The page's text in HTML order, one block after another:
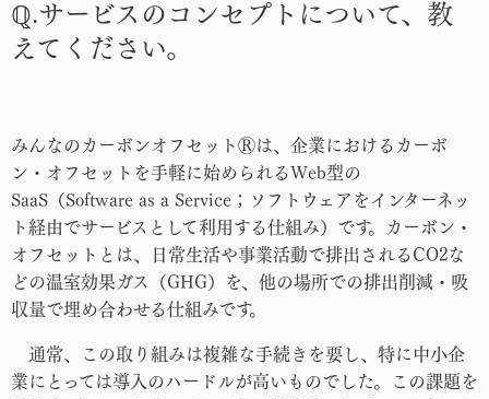
ℚ.サービスのコンセプトについて、教
えてください。
みんなのカーボンオフセットⓇは、企業におけるカーボ
ン・オフセットを手軽に始められるWeb型の
SaaS（Software as a Service；ソフトウェアをインターネッ
ト経由でサービスとして利用する仕組み）です。カーボン・
オフセットとは、日常生活や事業活動で排出されるCO2な
どの温室効果ガス（GHG）を、他の場所での排出削減・吸
収量で埋め合わせる仕組みです。
通常、この取り組みは複雑な手続きを要し、特に中小企
業にとっては導入のハードルが高いものでした。この課題を